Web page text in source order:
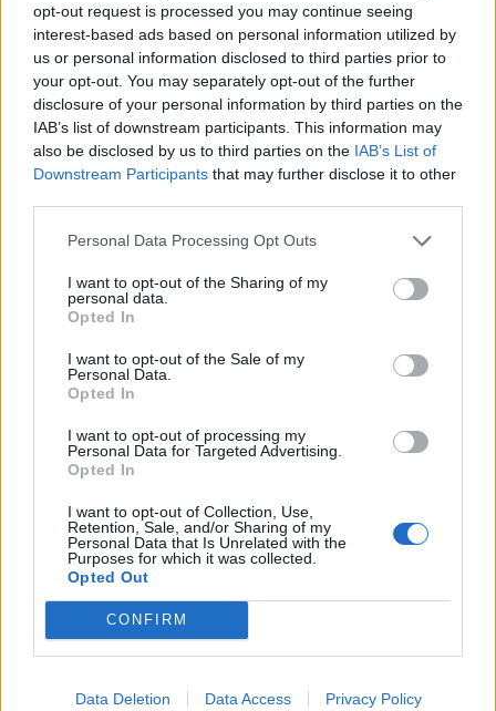
opt-out request is processed you may continue seeing
interest-based ads based on personal information utilized by
us or personal information disclosed to third parties prior to
your opt-out. You may separately opt-out of the further
disclosure of your personal information by third parties on the
IAB’s list of downstream participants. This information may
also be disclosed by us to third parties on the IAB’s List of
Downstream Participants that may further disclose it to other
Personal Data Processing Opt Outs
I want to opt-out of the Sharing of my
personal data.
Opted In
I want to opt-out of the Sale of my
Personal Data.
Opted In
I want to opt-out of processing my
Personal Data for Targeted Advertising.
Opted In
I want to opt-out of Collection, Use,
Retention, Sale, and/or Sharing of my
Personal Data that Is Unrelated with the
Purposes for which it was collected.
Opted Out
CONFIRM
Data Deletion Data Access Privacy Policy
százalék jutott munkához. Hirtelen állásvesztés
esetén leghatékonyabb stratégiának az alkalmi
munkát tartják, illetve a továbbképzést, de
majdnem ugyanolyan arányban mennének
külföldre dolgozni. A közmunka csak a szakma
nélküliek körében tekintett hatékony
megoldásnak. A 19-64 évesek 73 százaléka
alacsonynak tartja a munkanélküli támogatások
összegét.
A KSH 2012 első negyedévében készítette a kiegészítő
felmérést a szokásos foglalkoztatottság és
végén publikálta elemzését. Az év első negyedévében
kétéves csúcson volt a munkanélküliségi ráta (11,7% ), ami
leállította az addig futó közmunkaprogramokat...
KEDVES OLVASÓNK!
A keresett cikk a portfolio.hu hírarchívumához
tartozik, melynek olvasása előfizetéses
regisztrációhoz kötött.
Az előfizetés a következőket tartalmazza:
Portfolio.hu teljes cikkarchívum